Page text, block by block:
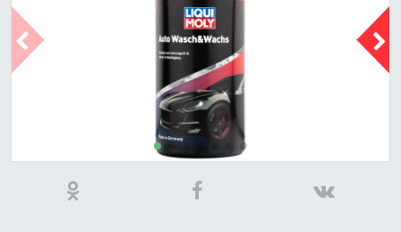
КОНСИСТЕНТНАЯ СМАЗКА
БОЧКИ МАСЛА
ИНДУСТРИАЛЬНЫЕ МАСЛА
АНТИФРИЗЫ СПЕЦЖИДКОСТИ
ПРИСАДКИ АВТОХИМИЯ